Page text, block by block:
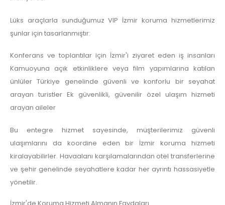
Lüks araçlarla sunduğumuz VIP İzmir koruma hizmetlerimiz
şunlar için tasarlanmıştır:
Konferans ve toplantılar için İzmir'i ziyaret eden iş insanları
Kamuoyuna açık etkinliklere veya film yapımlarına katılan
ünlüler Türkiye genelinde güvenli ve konforlu bir seyahat
arayan turistler Ek güvenlikli, güvenilir özel ulaşım hizmeti
arayan aileler
Bu entegre hizmet sayesinde, müşterilerimiz güvenli
ulaşımlarını da koordine eden bir İzmir koruma hizmeti
kiralayabilirler. Havaalanı karşılamalarından otel transferlerine
ve şehir genelinde seyahatlere kadar her ayrıntı hassasiyetle
yönetilir.